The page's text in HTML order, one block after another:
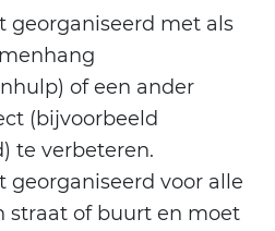
georganiseerd met als
of een ander
(bijvoorbeeld
te verbeteren.
georganiseerd voor alle
straat of buurt en moet